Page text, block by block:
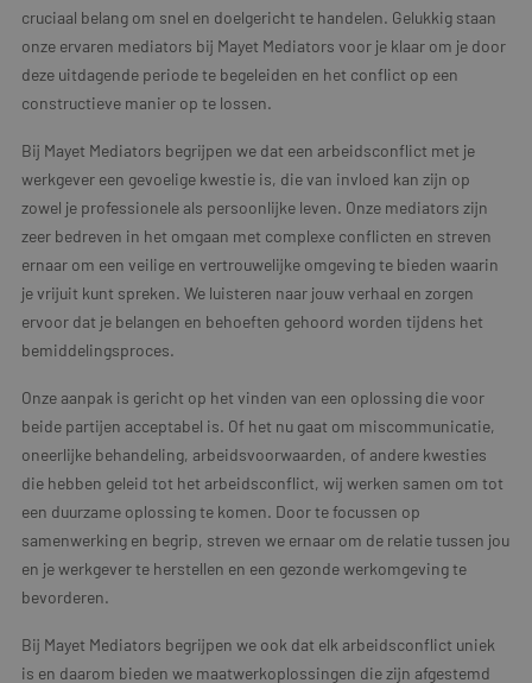
cruciaal belang om snel en doelgericht te handelen. Gelukkig staan
onze ervaren mediators bij Mayet Mediators voor je klaar om je door
deze uitdagende periode te begeleiden en het conflict op een
constructieve manier op te lossen.
Bij Mayet Mediators begrijpen we dat een arbeidsconflict met je
werkgever een gevoelige kwestie is, die van invloed kan zijn op
zowel je professionele als persoonlijke leven. Onze mediators zijn
zeer bedreven in het omgaan met complexe conflicten en streven
ernaar om een veilige en vertrouwelijke omgeving te bieden waarin
je vrijuit kunt spreken. We luisteren naar jouw verhaal en zorgen
ervoor dat je belangen en behoeften gehoord worden tijdens het
bemiddelingsproces.
Onze aanpak is gericht op het vinden van een oplossing die voor
beide partijen acceptabel is. Of het nu gaat om miscommunicatie,
oneerlijke behandeling, arbeidsvoorwaarden, of andere kwesties
die hebben geleid tot het arbeidsconflict, wij werken samen om tot
een duurzame oplossing te komen. Door te focussen op
samenwerking en begrip, streven we ernaar om de relatie tussen jou
en je werkgever te herstellen en een gezonde werkomgeving te
bevorderen.
Bij Mayet Mediators begrijpen we ook dat elk arbeidsconflict uniek
is en daarom bieden we maatwerkoplossingen die zijn afgestemd